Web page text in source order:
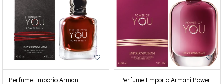
Perfume Emporio Armani
Perfume Emporio Armani Power